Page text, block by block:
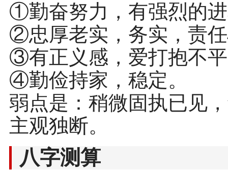
①勤奋努力，有强烈的
②忠厚老实，务实，责
③有正义感，爱打抱不
④勤俭持家，稳定。
弱点是：稍微固执已见
主观独断。
八字测算